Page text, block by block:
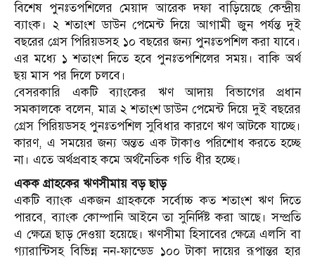
বিশেষ পুনঃতপশিলের মেয়াদ আরেক দফা বাড়িয়েছে কেন্দ্রীয়
ব্যাংক। ২ শতাংশ ডাউন পেমেন্ট দিয়ে আগামী জুন পর্যন্ত দুই
বছরের গ্রেস পিরিয়ডসহ ১০ বছরের জন্য পুনঃতপশিল করা যাবে।
এর মধ্যে ১ শতাংশ দিতে হবে পুনঃতপশিলের সময়। বাকি অর্থ
ছয় মাস পর দিলে চলবে।
বেসরকারি একটি ব্যাংকের ঋণ আদায় বিভাগের প্রধান
সমকালকে বলেন, মাত্র ২ শতাংশ ডাউন পেমেন্ট দিয়ে দুই বছরের
গ্রেস পিরিয়ডসহ পুনঃতপশিল সুবিধার কারণে ঋণ আটকে যাচ্ছে।
কারণ, এ সময়ের জন্য অন্তত এক টাকাও পরিশোধ করতে হচ্ছে
না। এতে অর্থপ্রবাহ কমে অর্থনৈতিক গতি ধীর হচ্ছে।
একক গ্রাহকের ঋণসীমায় বড় ছাড়
একটি ব্যাংক একজন গ্রাহককে সর্বোচ্চ কত শতাংশ ঋণ দিতে
পারবে, ব্যাংক কোম্পানি আইনে তা সুনির্দিষ্ট করা আছে। সম্প্রতি
এ ক্ষেত্রে ছাড় দেওয়া হয়েছে। ঋণসীমা হিসাবের ক্ষেত্রে এলসি বা
গ্যারান্টিসহ বিভিন্ন নন-ফান্ডেড ১০০ টাকা দায়ের রূপান্তর হার